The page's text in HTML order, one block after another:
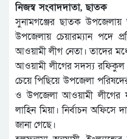
নিজস্ব সংবাদদাতা, ছাতক
সুনামগঞ্জের ছাতক
উপজেলায় চেয়ারম্যান পদে
আওয়ামী লীগ নেতা। তাদের
আওয়ামী লীগের সদস্য
চেয়ে পিছিয়ে উপজেলা
ও উপজেলা আওয়ামী লীগের
লাহিন মিয়া। নির্বাচন
জানা গেছে।